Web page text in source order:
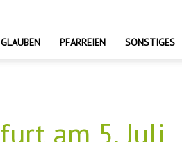
GLAUBEN PFARREIEN SONSTIGES
am 5. Juli